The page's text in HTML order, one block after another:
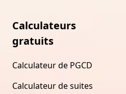
Calculateurs
gratuits
Calculateur de PGCD
Calculateur de suites